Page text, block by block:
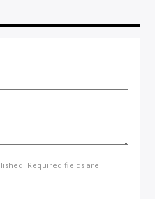
Required fields are